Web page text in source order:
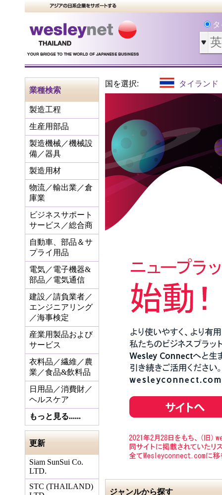
業種検索
製造工程
生産用部品
製造機械／機械設
備／器具
製造用材
物流／輸出業／倉
庫業
ビジネスサポート
サービス／総合商
自動車、部品＆サ
プライ用品
電気／電子機器&
部品／電気通信
建設／請負業者／
エンジニアリング
／海事検定
産業用製品および
サービス
衣料品／繊維／農
業／食品&飲料品
日用品／消費財／
ヘルスケア
もっと見る......
更新
Siam SunSui Co.
LTD.
STC (THAILAND)
国を選択: タイランド
ジャンルから探す